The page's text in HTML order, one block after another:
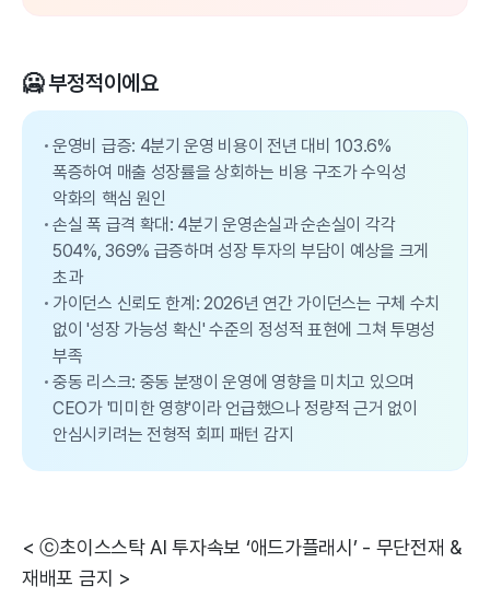
🥶 부정적이에요
운영비 급증: 4분기 운영 비용이 전년 대비 103.6%
폭증하여 매출 성장률을 상회하는 비용 구조가 수익성
악화의 핵심 원인
손실 폭 급격 확대: 4분기 운영손실과 순손실이 각각
504%, 369% 급증하며 성장 투자의 부담이 예상을 크게
초과
가이던스 신뢰도 한계: 2026년 연간 가이던스는 구체 수치
없이 '성장 가능성 확신' 수준의 정성적 표현에 그쳐 투명성
부족
중동 리스크: 중동 분쟁이 운영에 영향을 미치고 있으며
CEO가 '미미한 영향'이라 언급했으나 정량적 근거 없이
안심시키려는 전형적 회피 패턴 감지
< ⓒ초이스스탁 AI 투자속보 ‘애드가플래시’ - 무단전재 &
재배포 금지 >